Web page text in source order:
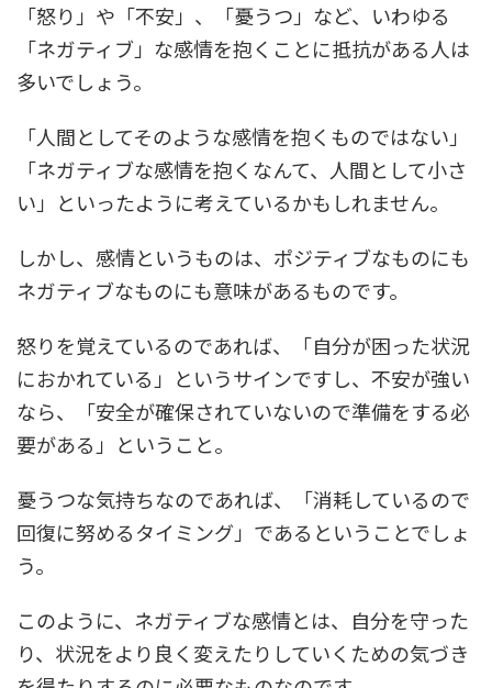
「怒り」や「不安」、「憂うつ」など、いわゆる
「ネガティブ」な感情を抱くことに抵抗がある人は
多いでしょう。
「人間としてそのような感情を抱くものではない」
「ネガティブな感情を抱くなんて、人間として小さ
い」といったように考えているかもしれません。
しかし、感情というものは、ポジティブなものにも
ネガティブなものにも意味があるものです。
怒りを覚えているのであれば、「自分が困った状況
におかれている」というサインですし、不安が強い
なら、「安全が確保されていないので準備をする必
要がある」ということ。
憂うつな気持ちなのであれば、「消耗しているので
回復に努めるタイミング」であるということでしょ
う。
このように、ネガティブな感情とは、自分を守った
り、状況をより良く変えたりしていくための気づき